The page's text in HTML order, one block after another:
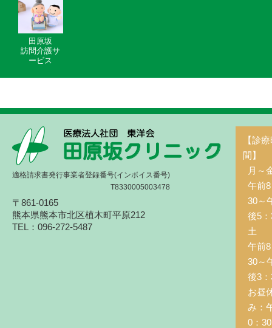
田原坂
訪問介護サ
ービス
適格請求書発行事業者登録番号(インボイス番号)
T8330005003478
〒861-0165
熊本県熊本市北区植木町平原212
TEL：096-272-5487
【診
間】
月～
午前
30～
後5
土
午前
30～
後3
お昼
み：
0：